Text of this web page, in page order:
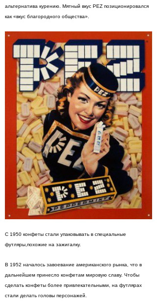
альтернатива курению. Мятный вкус PEZ позиционировался
как «вкус благородного общества».
С 1950 конфеты стали упаковывать в специальные
футляры,похожие на зажигалку.
В 1952 началось завоевание американского рынка, что в
дальнейшем принесло конфетам мировую славу. Чтобы
сделать конфеты более привлекательными, на футлярах
стали делать головы персонажей.